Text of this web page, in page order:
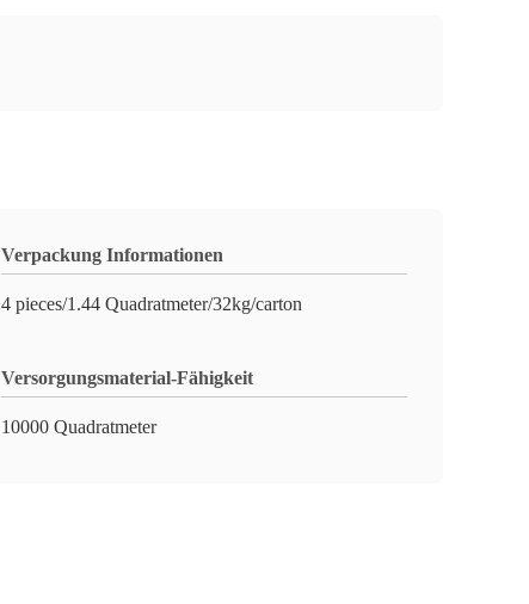
Verpackung Informationen
4 pieces/1.44 Quadratmeter/32kg/carton
Versorgungsmaterial-Fähigkeit
10000 Quadratmeter